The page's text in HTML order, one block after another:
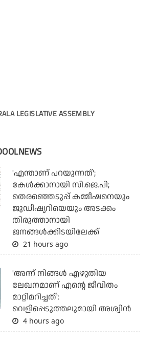
LEGISLATIVE ASSEMBLY
'എന്താണ് പറയുന്നത്';
കേള്‍ക്കാനായി സി.ജെ.പി;
തെരഞ്ഞെടുപ്പ് കമ്മീഷനെയും
ജുഡീഷ്യറിയെയും അടക്കം
തിരുത്താനായി
ജനങ്ങള്‍ക്കിടയിലേക്ക്
21 hours ago
'അന്ന് നിങ്ങള്‍ എഴുതിയ
ലേഖനമാണ് എന്റെ ജീവിതം
മാറ്റിമറിച്ചത്':
വെളിപ്പെടുത്തലുമായി അശ്വിന്‍
4 hours ago